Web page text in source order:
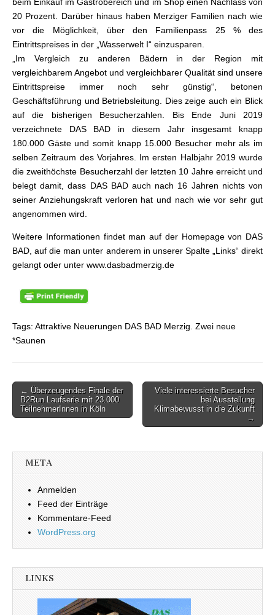
beim Einkauf im Gastrobereich und im Shop einen Nachlass von
20 Prozent. Darüber hinaus haben Merziger Familien nach wie
vor die Möglichkeit, über den Familienpass 25 % des
Eintrittspreises in der „Wasserwelt I“ einzusparen.
„Im Vergleich zu anderen Bädern in der Region mit
vergleichbarem Angebot und vergleichbarer Qualität sind unsere
Eintrittspreise immer noch sehr günstig“, betonen
Geschäftsführung und Betriebsleitung. Dies zeige auch ein Blick
auf die bisherigen Besucherzahlen. Bis Ende Juni 2019
verzeichnete DAS BAD in diesem Jahr insgesamt knapp
180.000 Gäste und somit knapp 15.000 Besucher mehr als im
selben Zeitraum des Vorjahres. Im ersten Halbjahr 2019 wurde
die zweithöchste Besucherzahl der letzten 10 Jahre erreicht und
belegt damit, dass DAS BAD auch nach 16 Jahren nichts von
seiner Anziehungskraft verloren hat und nach wie vor sehr gut
angenommen wird.
Weitere Informationen findet man auf der Homepage von DAS
BAD, auf die man unter anderem in unserer Spalte „Links“ direkt
gelangt oder unter www.dasbadmerzig.de
Tags: Attraktive Neuerungen DAS BAD Merzig. Zwei neue
*Saunen
Beitragsnavigation
← Überzeugendes Finale der
B2Run Laufserie mit 23.000
TeilnehmerInnen in Köln
Viele interessierte Besucher
bei Ausstellung
Klimabewusst in die Zukunft
→
META
Anmelden
Feed der Einträge
Kommentare-Feed
WordPress.org
LINKS